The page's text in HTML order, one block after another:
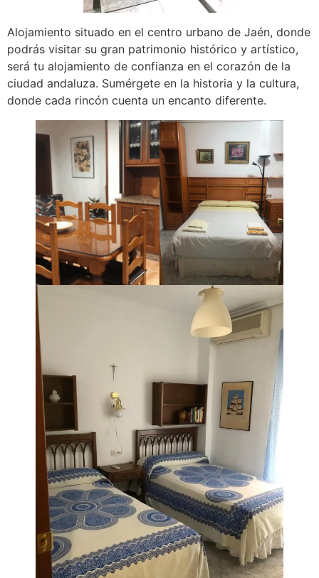
Alojamiento situado en el centro urbano de Jaén, donde
podrás visitar su gran patrimonio histórico y artístico,
será tu alojamiento de confianza en el corazón de la
ciudad andaluza. Sumérgete en la historia y la cultura,
donde cada rincón cuenta un encanto diferente.